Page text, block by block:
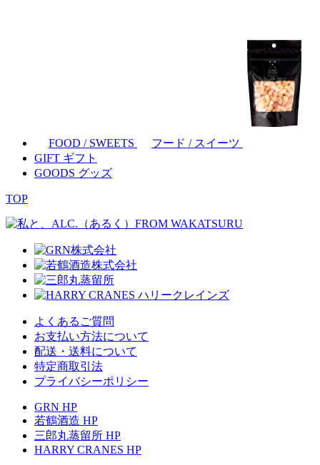
FOOD / SWEETS
フード / スイーツ
GIFT ギフト
GOODS グッズ
TOP
よくあるご質問
お支払い方法について
配送・送料について
特定商取引法
プライバシーポリシー
GRN HP
若鶴酒造 HP
三郎丸蒸留所 HP
HARRY CRANES HP